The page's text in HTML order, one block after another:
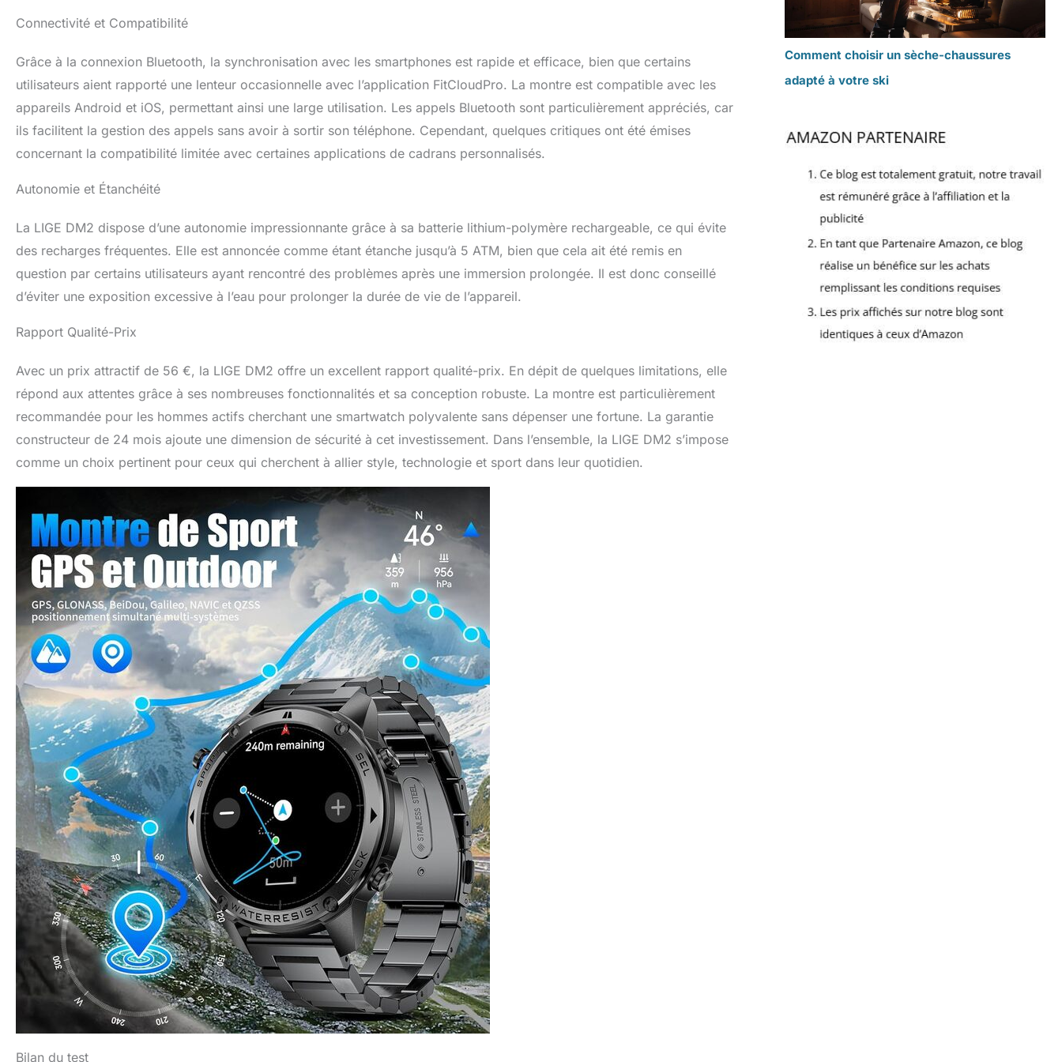
appels en mains libres, ce qui est parfait pour rester connecté tout en conduisant
pratique.
【Multifonction + Intégration Dans Votre Vie】Montre Connectée de
fitness DM2 est équipée offre également des fonctions pratiques telles que prise
de photos à distance, contrôle de la musique, réveil, calculatrice, SOS, météo,
réglages vocaux, etc.
【Questions D'emballage et de Fonctionnement】La
montre intelligente DM2 est livrée avec : 1 * montre intelligente, 1 * bracelet en acier
nous contacter à tout moment et nous vous répondrons dans les 24 heures.
usage médical ! 】
Connectivité et Compatibilité
Grâce à la connexion Bluetooth, la synchronisation avec les smartphones est rapide et efficace, bien que certains
utilisateurs aient rapporté une lenteur occasionnelle avec l’application FitCloudPro. La montre est compatible avec les
appareils Android et iOS, permettant ainsi une large utilisation. Les appels Bluetooth sont particulièrement appréciés, car
ils facilitent la gestion des appels sans avoir à sortir son téléphone. Cependant, quelques critiques ont été émises
concernant la compatibilité limitée avec certaines applications de cadrans personnalisés.
Autonomie et Étanchéité
La LIGE DM2 dispose d’une autonomie impressionnante grâce à sa batterie lithium-polymère rechargeable, ce qui évite
des recharges fréquentes. Elle est annoncée comme étant étanche jusqu’à 5 ATM, bien que cela ait été remis en
question par certains utilisateurs ayant rencontré des problèmes après une immersion prolongée. Il est donc conseillé
d’éviter une exposition excessive à l’eau pour prolonger la durée de vie de l’appareil.
Rapport Qualité-Prix
Avec un prix attractif de 56 €, la LIGE DM2 offre un excellent rapport qualité-prix. En dépit de quelques limitations, elle
répond aux attentes grâce à ses nombreuses fonctionnalités et sa conception robuste. La montre est particulièrement
recommandée pour les hommes actifs cherchant une smartwatch polyvalente sans dépenser une fortune. La garantie
constructeur de 24 mois ajoute une dimension de sécurité à cet investissement. Dans l’ensemble, la LIGE DM2 s’impose
comme un choix pertinent pour ceux qui cherchent à allier style, technologie et sport dans leur quotidien.
Bilan du test
Comment choisir un sèche-chaussures
adapté à votre ski